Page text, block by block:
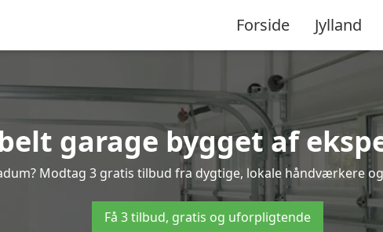
Forside Jylland
garage bygget af
Modtag 3 gratis tilbud fra dygtige, lokale håndværkere
Få 3 tilbud, gratis og uforpligtende